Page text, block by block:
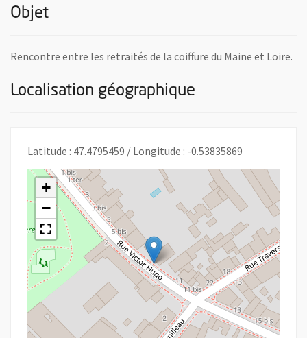
Objet
Rencontre entre les retraités de la coiffure du Maine et Loire.
Localisation géographique
Latitude : 47.4795459 / Longitude : -0.53835869
+
−